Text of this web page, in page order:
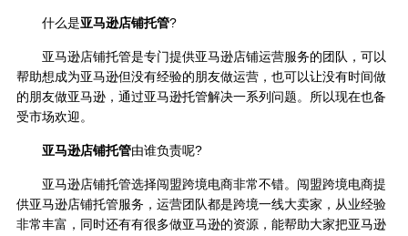
什么是亚马逊店铺托管?
亚马逊店铺托管是专门提供亚马逊店铺运营服务的团队，可以
帮助想成为亚马逊但没有经验的朋友做运营，也可以让没有时间做
的朋友做亚马逊，通过亚马逊托管解决一系列问题。所以现在也备
受市场欢迎。
亚马逊店铺托管由谁负责呢?
亚马逊店铺托管选择闯盟跨境电商非常不错。闯盟跨境电商提
供亚马逊店铺托管服务，运营团队都是跨境一线大卖家，从业经验
非常丰富，同时还有有很多做亚马逊的资源，能帮助大家把亚马逊